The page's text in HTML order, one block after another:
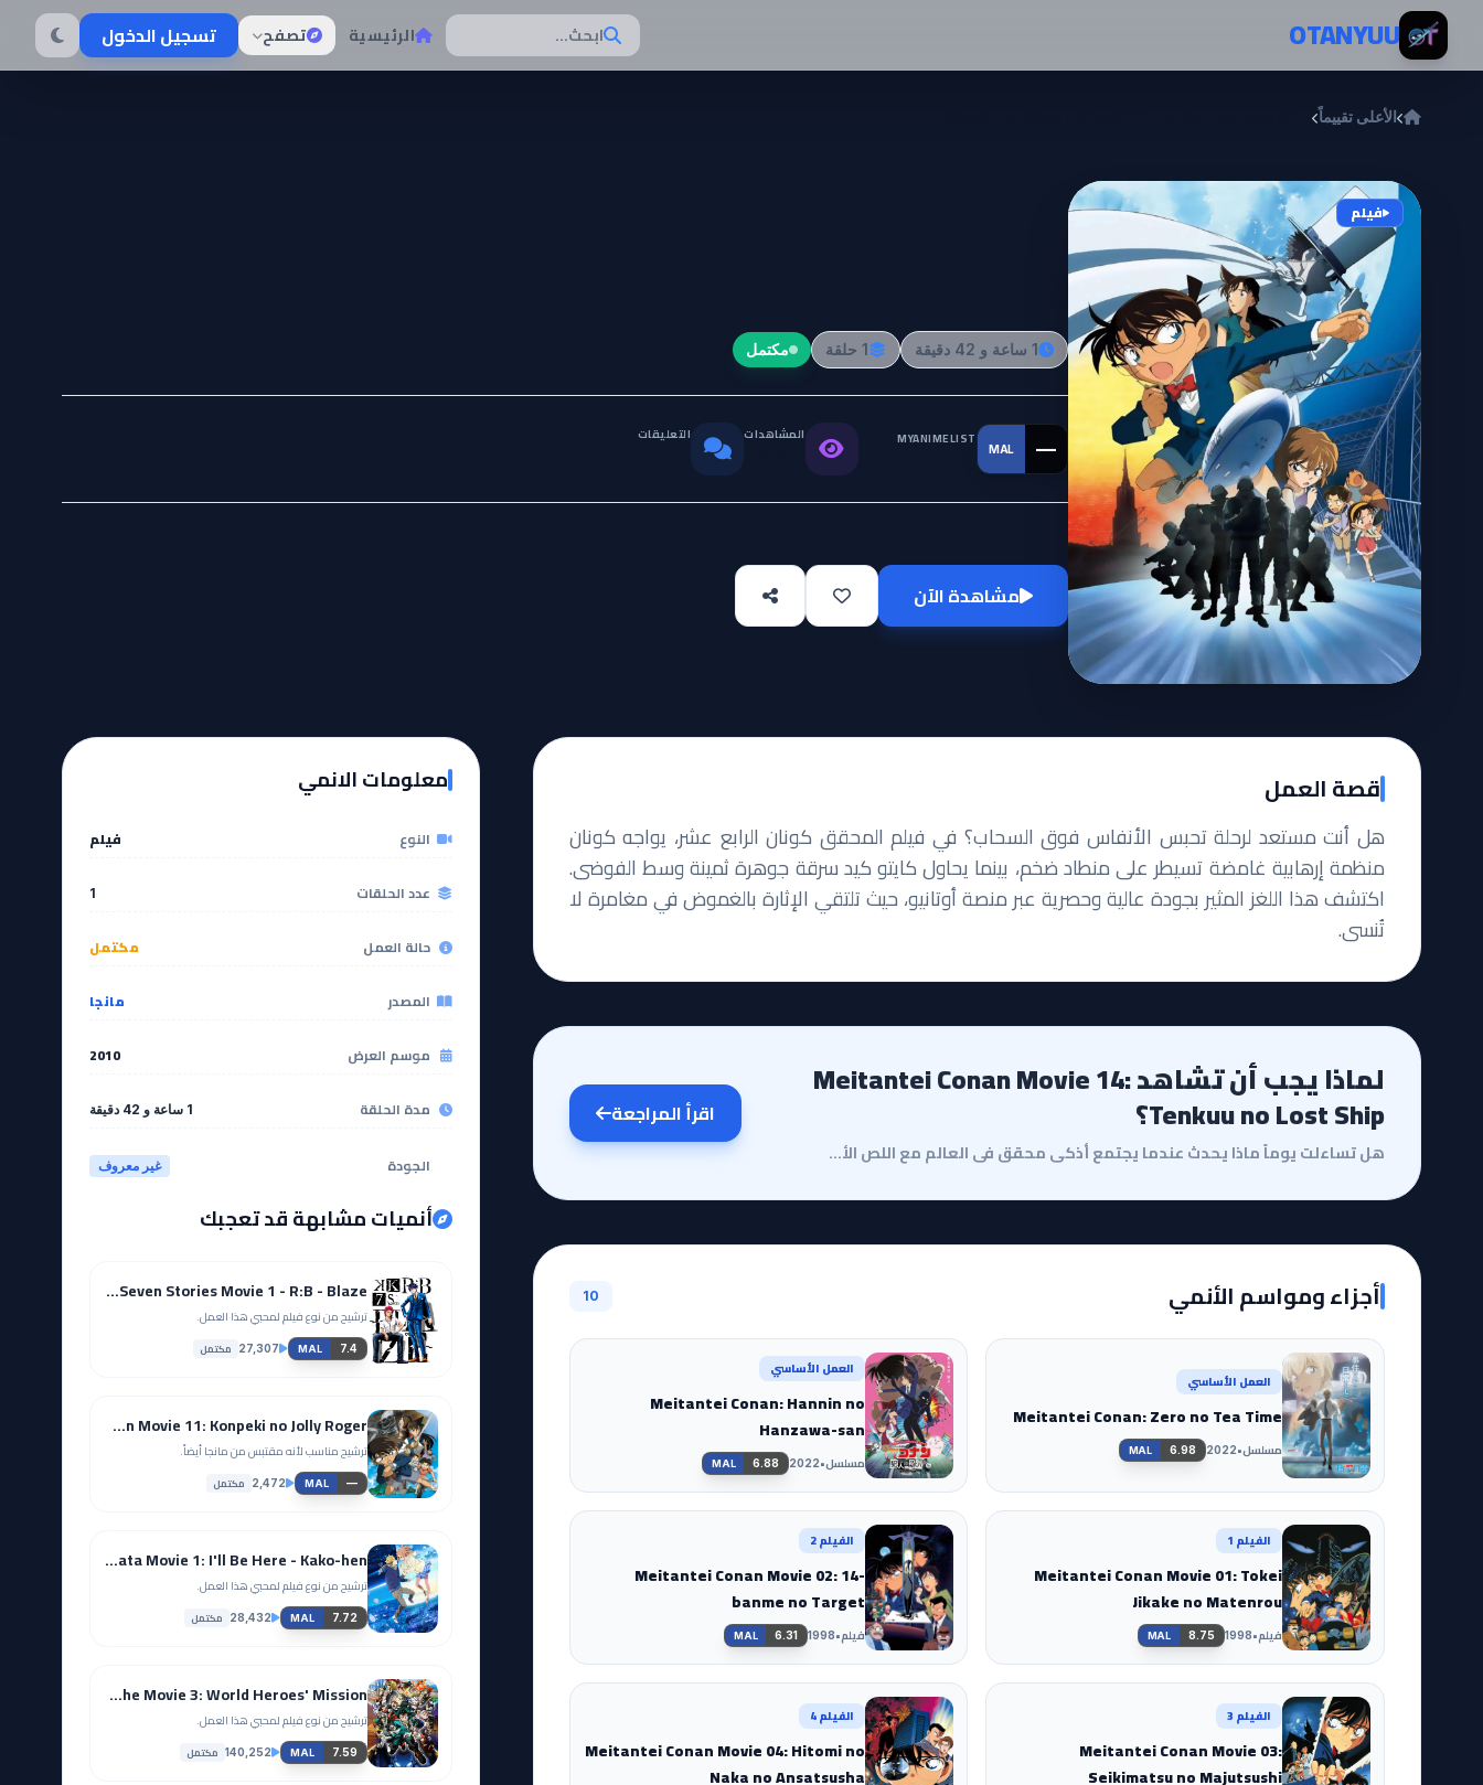
تخطي إلى المحتوىOTANYUU ابحث... الرئيسية تصفح تسجيل الدخول
الأعلى تقييماً
فيلم
1 ساعة و 42 دقيقة 1 حلقة مكتمل
MAL —
MYANIMELIST المشاهدات التعليقات
مشاهدة الآن
قصة العمل
هل أنت مستعد لرحلة تحبس الأنفاس فوق السحاب؟ في فيلم المحقق كونان الرابع عشر، يواجه كونان
منظمة إرهابية غامضة تسيطر على منطاد ضخم، بينما يحاول كايتو كيد سرقة جوهرة ثمينة وسط الفوضى.
اكتشف هذا اللغز المثير بجودة عالية وحصرية عبر منصة أوتانيو، حيث تلتقي الإثارة بالغموض في مغامرة لا
تُنسى.
لماذا يجب أن تشاهد Meitantei Conan Movie 14:
Tenkuu no Lost Ship؟
هل تساءلت يوماً ماذا يحدث عندما يجتمع أذكى محقق في العالم مع اللص الأكثر مراوغة في سماء مفتوحة لا مف...
اقرأ المراجعة
أجزاء ومواسم الأنمي 10
العمل الأساسي
Meitantei Conan: Zero no Tea Time
مسلسل•
2022
MAL 6.98
العمل الأساسي
Meitantei Conan: Hannin no
Hanzawa-san
مسلسل•
2022
MAL 6.88
الفيلم 1
Meitantei Conan Movie 01: Tokei
Jikake no Matenrou
فيلم•
1998
MAL 8.75
الفيلم 2
Meitantei Conan Movie 02: 14-
banme no Target
فيلم•
1998
MAL 6.31
الفيلم 3
Meitantei Conan Movie 03:
Seikimatsu no Majutsushi
الفيلم 4
Meitantei Conan Movie 04: Hitomi no
Naka no Ansatsusha
معلومات الانمي
النوع فيلم
عدد الحلقات 1
حالة العمل مكتمل
المصدر مانجا
موسم العرض 2010
مدة الحلقة 1 ساعة و 42 دقيقة
الجودة غير معروف
أنميات مشابهة قد تعجبك
K: Seven Stories Movie 1 - R:B - Blaze
ترشيح من نوع فيلم لمحبي هذا العمل.
MAL 7.4
27,307 مكتمل
Meitantei Conan Movie 11: Konpeki no Jolly Roger
ترشيح مناسب لأنه مقتبس من مانجا أيضاً.
MAL —
2,472 مكتمل
Kyoukai no Kanata Movie 1: I'll Be Here - Kako-hen
ترشيح من نوع فيلم لمحبي هذا العمل.
MAL 7.72
28,432 مكتمل
Boku no Hero Academia the Movie 3: World Heroes' Mission
ترشيح من نوع فيلم لمحبي هذا العمل.
MAL 7.59
140,252 مكتمل